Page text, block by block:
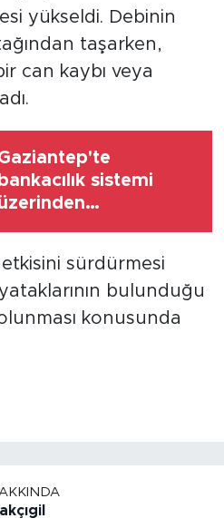
yükseldi. Debinin
taşarken,
can kaybı veya
bankacılık sistemi
17 gözaltı
etkisini sürdürmesi
bulunduğu
konusunda